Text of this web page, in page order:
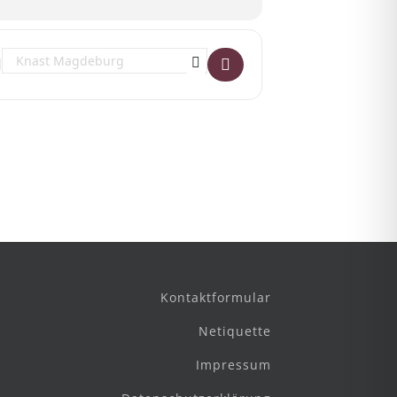
Destination Address - The MD Project e.V - Knastgig Vol. 6 []
Kontaktformular
Netiquette
Impressum